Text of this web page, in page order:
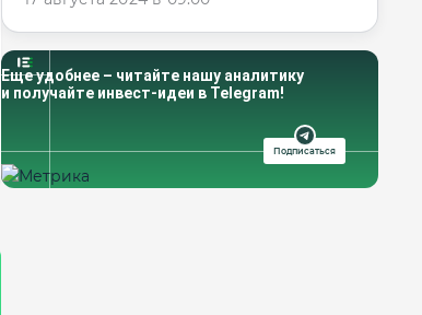
Еще удобнее – читайте нашу аналитику
и получайте инвест-идеи в Telegram!
Подписаться